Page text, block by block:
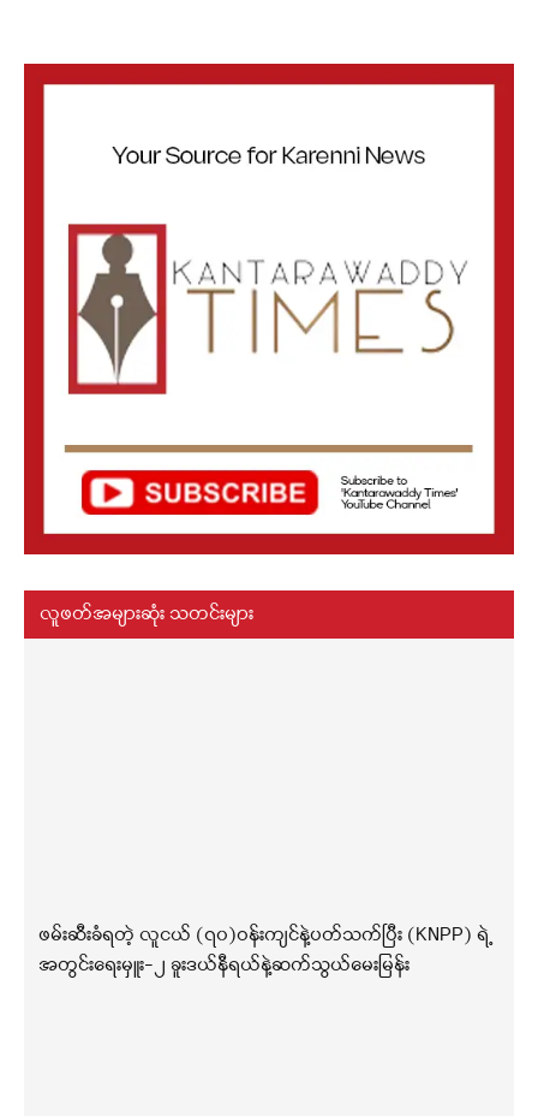
လူဖတ်အများဆုံး သတင်းများ
ဖမ်းဆီးခံရတဲ့ လူငယ် (၇၀)ဝန်းကျင်နဲ့ပတ်သက်ပြီး (KNPP) ရဲ့
အတွင်းရေးမှူး-၂ ခူးဒယ်နီရယ်နဲ့ဆက်သွယ်မေးမြန်း